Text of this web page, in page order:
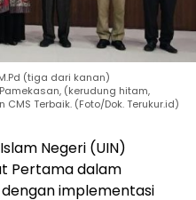
(tiga dari kanan)
(kerudung hitam,
Terbaik. (Foto/Dok. Terukur.id)
Negeri (UIN)
Pertama dalam
implementasi